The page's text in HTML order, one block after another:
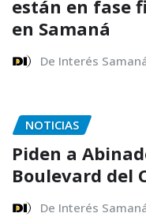
están en fase
en Samaná
De Interés
NOTICIAS
Piden a
Boulevard del
De Interés